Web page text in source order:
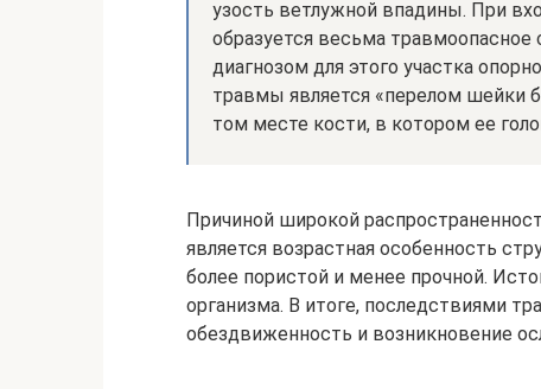
узость ветлужной впадины. При
образуется весьма
диагнозом для этого участка
травмы является «перелом шейки
том месте кости, в котором ее
Причиной широкой
является возрастная особенность
более пористой и менее прочной.
организма. В итоге, последствиями
обездвиженность и возникновение